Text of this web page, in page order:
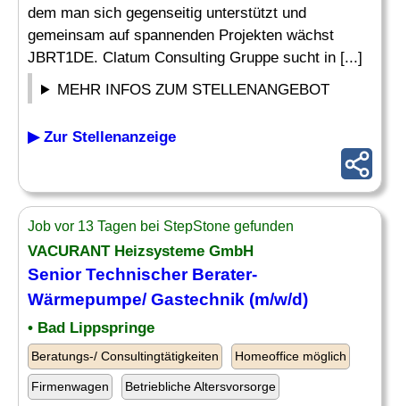
dem man sich gegenseitig unterstützt und
gemeinsam auf spannenden Projekten wächst
JBRT1DE. Clatum Consulting Gruppe sucht in [...]
MEHR INFOS ZUM STELLENANGEBOT
▶ Zur Stellenanzeige
Job vor 13 Tagen bei StepStone gefunden
VACURANT Heizsysteme GmbH
SeniorTechnischer Berater-
Wärmepumpe/ Gastechnik (m/w/d)
• Bad Lippspringe
Beratungs-/ Consultingtätigkeiten Homeoffice möglich
Firmenwagen Betriebliche Altersvorsorge